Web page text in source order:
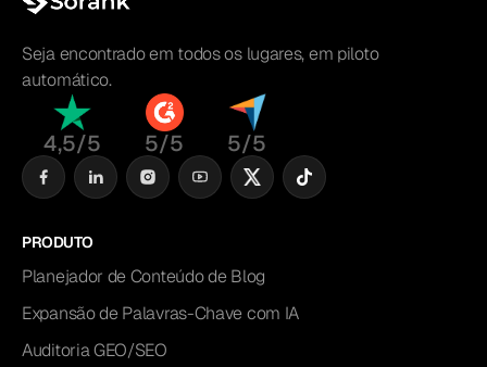
Seja encontrado em todos os lugares, em piloto
automático.
4,5/5 5/5 5/5
PRODUTO
Planejador de Conteúdo de Blog
Expansão de Palavras-Chave com IA
Auditoria GEO/SEO